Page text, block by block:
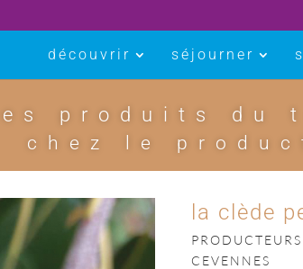
découvrir séjourner
produits du
chez le
la clède
CEVENNES